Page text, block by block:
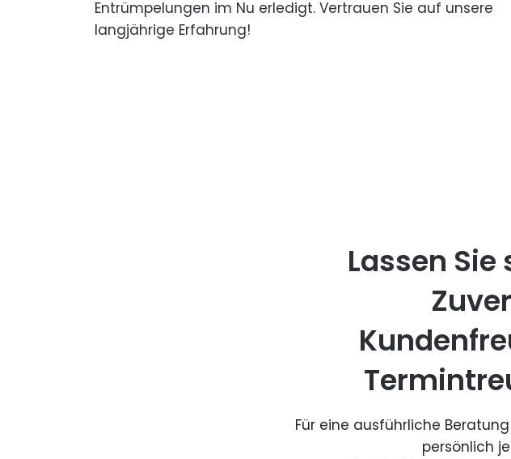
Entrümpelungen im Nu erledigt. Vertrauen Sie auf unsere
langjährige Erfahrung!
Lassen
Für eine ausführliche
persönlich